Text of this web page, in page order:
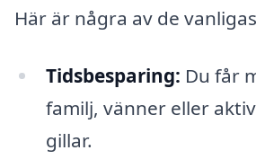
Här är några av de
Tidsbesparing: Du får
familj, vänner eller
gillar.